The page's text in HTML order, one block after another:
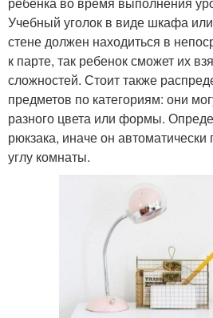
Учебный уголок в виде шкафа
стене должен находиться в
к парте, так ребенок сможет их
сложностей. Стоит также
предметов по категориям: они
разного цвета или формы.
рюкзака, иначе он автоматически
углу комнаты.